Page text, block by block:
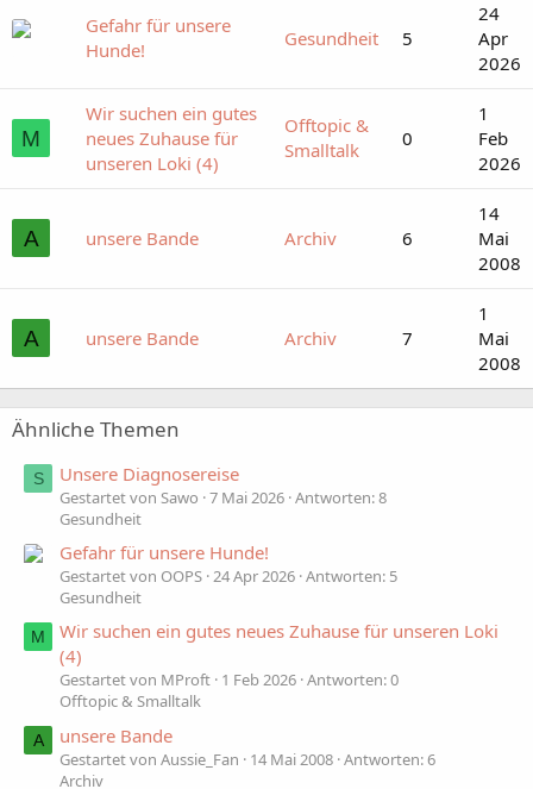
Gefahr für unsere
Hunde!
Gesundheit 5
24
Apr
2026
M
Wir suchen ein gutes
neues Zuhause für
unseren Loki (4)
Offtopic &
Smalltalk
0
1
Feb
2026
A unsere Bande Archiv 6
14
Mai
2008
A unsere Bande Archiv 7
1
Mai
2008
Ähnliche Themen
S Unsere Diagnosereise
Gestartet von Sawo 7 Mai 2026 Antworten: 8
Gesundheit
Gefahr für unsere Hunde!
Gestartet von OOPS 24 Apr 2026 Antworten: 5
Gesundheit
M
Wir suchen ein gutes neues Zuhause für unseren Loki
(4)
Gestartet von MProft 1 Feb 2026 Antworten: 0
Offtopic & Smalltalk
A unsere Bande
Gestartet von Aussie_Fan 14 Mai 2008 Antworten: 6
Archiv